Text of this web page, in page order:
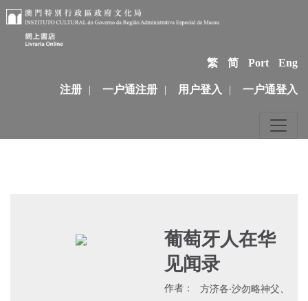
繁 简 Port Eng
注册 | 一户通注册 | 用户登入 | 一户通登入
葡萄牙人在华
见闻录
作者： 方济各‧沙勿略神父、